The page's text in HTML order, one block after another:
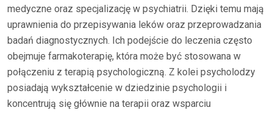
medyczne oraz specjalizację w psychiatrii. Dzięki temu mają
uprawnienia do przepisywania leków oraz przeprowadzania
badań diagnostycznych. Ich podejście do leczenia często
obejmuje farmakoterapię, która może być stosowana w
połączeniu z terapią psychologiczną. Z kolei psycholodzy
posiadają wykształcenie w dziedzinie psychologii i
koncentrują się głównie na terapii oraz wsparciu